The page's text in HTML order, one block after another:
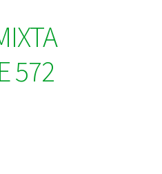
572